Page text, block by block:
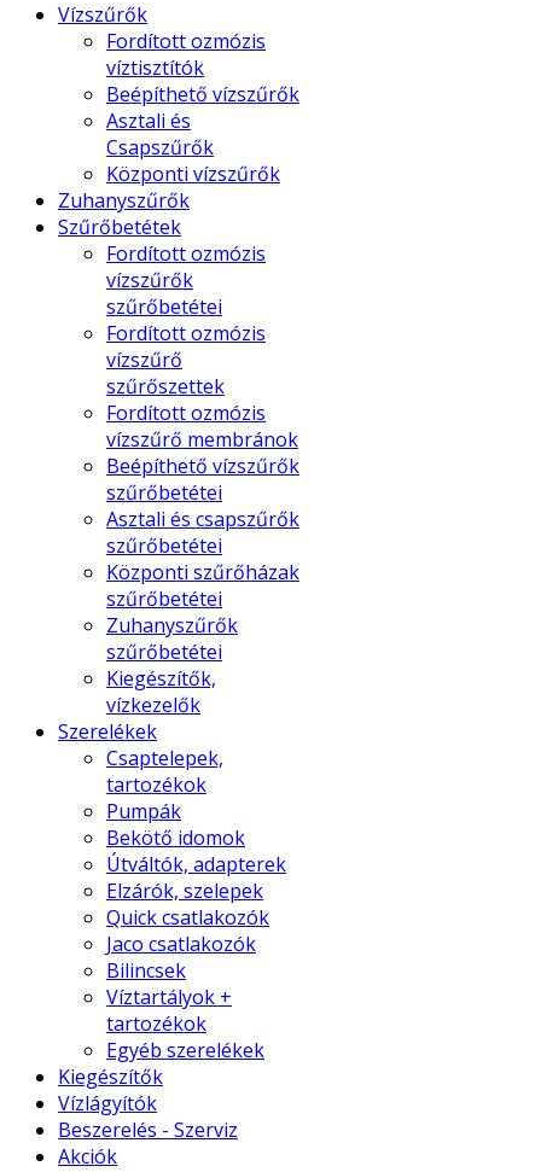
Vízszűrők
Fordított ozmózis
víztisztítók
Beépíthető vízszűrők
Asztali és
Csapszűrők
Központi vízszűrők
Zuhanyszűrők
Szűrőbetétek
Fordított ozmózis
vízszűrők
szűrőbetétei
Fordított ozmózis
vízszűrő
szűrőszettek
Fordított ozmózis
vízszűrő membránok
Beépíthető vízszűrők
szűrőbetétei
Asztali és csapszűrők
szűrőbetétei
Központi szűrőházak
szűrőbetétei
Zuhanyszűrők
szűrőbetétei
Kiegészítők,
vízkezelők
Szerelékek
Csaptelepek,
tartozékok
Pumpák
Bekötő idomok
Útváltók, adapterek
Elzárók, szelepek
Quick csatlakozók
Jaco csatlakozók
Bilincsek
Víztartályok +
tartozékok
Egyéb szerelékek
Kiegészítők
Vízlágyítók
Beszerelés - Szerviz
Akciók